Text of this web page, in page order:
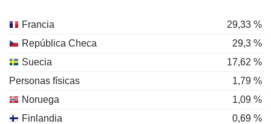
Francia
29,33 %
República Checa
29,3 %
Suecia
17,62 %
Personas físicas
1,79 %
Noruega
1,09 %
Finlandia
0,69 %